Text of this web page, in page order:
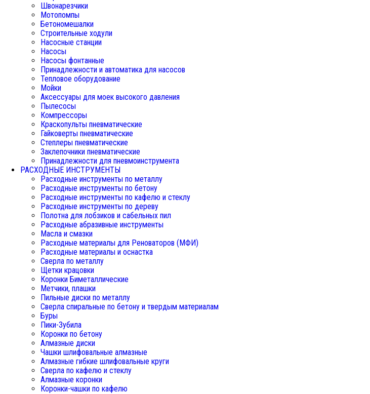
Швонарезчики
Мотопомпы
Бетономешалки
Строительные ходули
Насосные станции
Насосы
Насосы фонтанные
Принадлежности и автоматика для насосов
Тепловое оборудование
Мойки
Аксессуары для моек высокого давления
Пылесосы
Компрессоры
Краскопульты пневматические
Гайковерты пневматические
Степлеры пневматические
Заклепочники пневматические
Принадлежности для пневмоинструмента
РАСХОДНЫЕ ИНСТРУМЕНТЫ
Расходные инструменты по металлу
Расходные инструменты по бетону
Расходные инструменты по кафелю и стеклу
Расходные инструменты по дереву
Полотна для лобзиков и сабельных пил
Расходные абразивные инструменты
Масла и смазки
Расходные материалы для Реноваторов (МФИ)
Расходные материалы и оснастка
Сверла по металлу
Щетки крацовки
Коронки Биметаллические
Метчики, плашки
Пильные диски по металлу
Сверла спиральные по бетону и твердым материалам
Буры
Пики-Зубила
Коронки по бетону
Алмазные диски
Чашки шлифовальные алмазные
Алмазные гибкие шлифовальные круги
Сверла по кафелю и стеклу
Алмазные коронки
Коронки-чашки по кафелю